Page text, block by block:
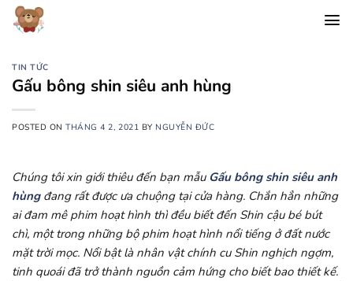
Chuyển
đến
dungTIN TỨC
Gấu bông shin siêu anh hùng
POSTED ONTHÁNG 4 2, 2021 BY NGUYỄN ĐỨC
Chúng tôi xin giới thiêu đến bạn mẫu Gấu bông shin siêu anh
hùngđang rất được ưa chuộng tại cửa hàng. Chắn hẳn những
ai đam mê phim hoạt hình thì đều biết đến Shin cậu bé bút
chì, một trong những bộ phim hoạt hình nổi tiếng ở đất nước
mặt trời mọc. Nổi bật là nhân vật chính cu Shin nghịch ngợm,
tinh quoái đã trở thành nguồn cảm hứng cho biết bao thiết kế.